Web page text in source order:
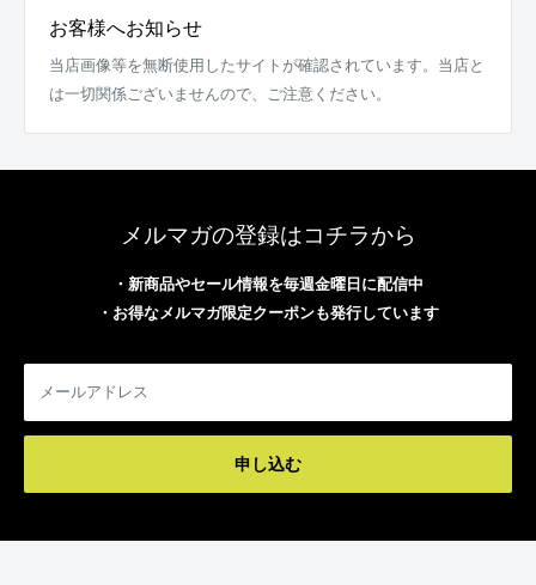
お客様へお知らせ
当店画像等を無断使用したサイトが確認されています。当店と
は一切関係ございませんので、ご注意ください。
メルマガの登録はコチラから
・新商品やセール情報を毎週金曜日に配信中
・お得なメルマガ限定クーポンも発行しています
メールアドレス
申し込む